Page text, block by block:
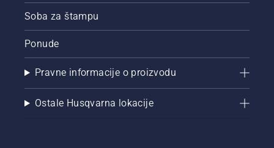
Soba za štampu
Ponude
Pravne informacije o proizvodu
Ostale Husqvarna lokacije